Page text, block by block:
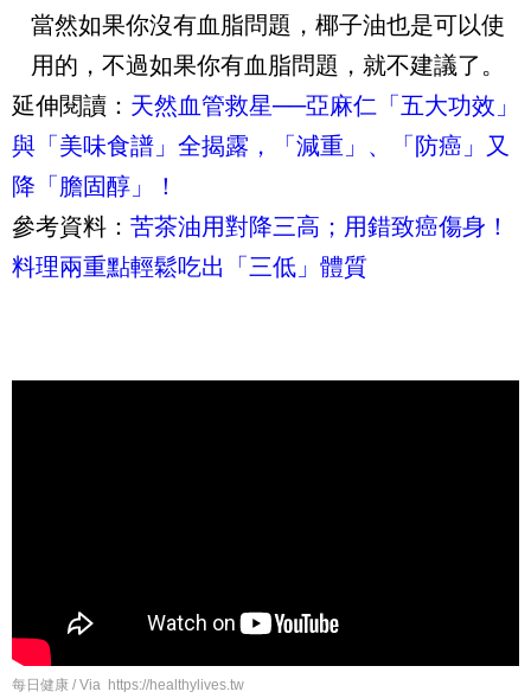
當然如果你沒有血脂問題，椰子油也是可以使
用的，不過如果你有血脂問題，就不建議了。
延伸閱讀： 天然血管救星──亞麻仁「五大功效」
與「美味食譜」全揭露，「減重」、「防癌」又
降「膽固醇」！
參考資料： 苦茶油用對降三高；用錯致癌傷身！
料理兩重點輕鬆吃出「三低」體質
每日健康 / Via https://healthylives.tw